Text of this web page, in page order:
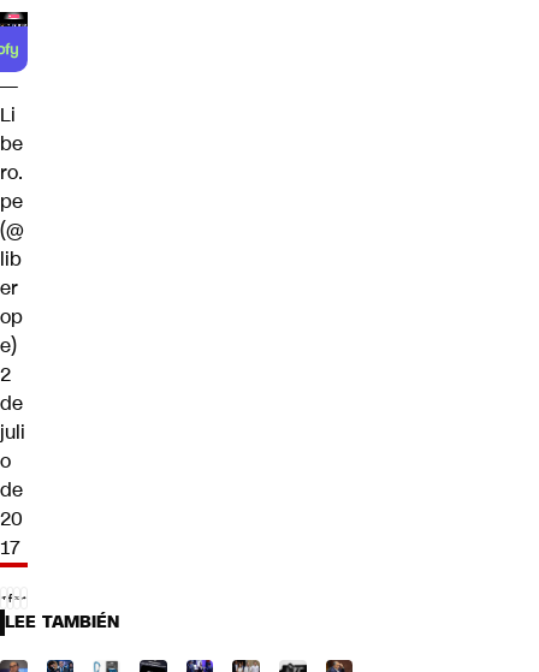
—
Li
be
ro.
pe
(@
lib
er
op
e)
2
de
juli
o
de
20
17
LEE TAMBIÉN